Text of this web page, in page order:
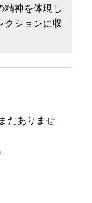
精神を体現し
クションに収
だありませ